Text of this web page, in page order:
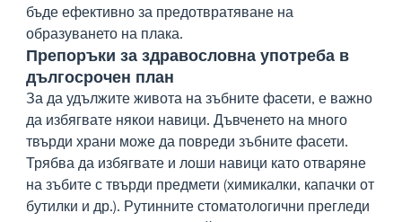
бъде ефективно за предотвратяване на
образуването на плака.
Препоръки за здравословна употреба в
дългосрочен план
За да удължите живота на зъбните фасети, е важно
да избягвате някои навици. Дъвченето на много
твърди храни може да повреди зъбните фасети.
Трябва да избягвате и лоши навици като отваряне
на зъбите с твърди предмети (химикалки, капачки от
бутилки и др.). Рутинните стоматологични прегледи